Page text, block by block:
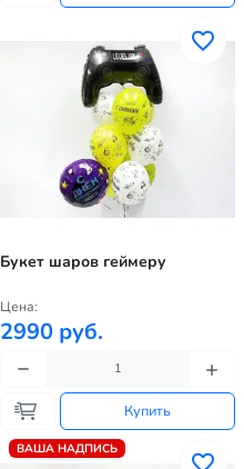
Букет шаров геймеру
Цена:
2990 руб.
Купить
ВАША НАДПИСЬ